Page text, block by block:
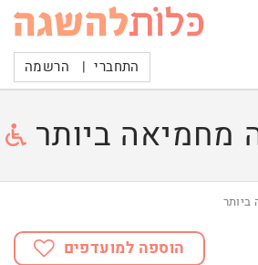
התחברי | הרשמה
מחמיאה ביותר
הוספה למועדפים